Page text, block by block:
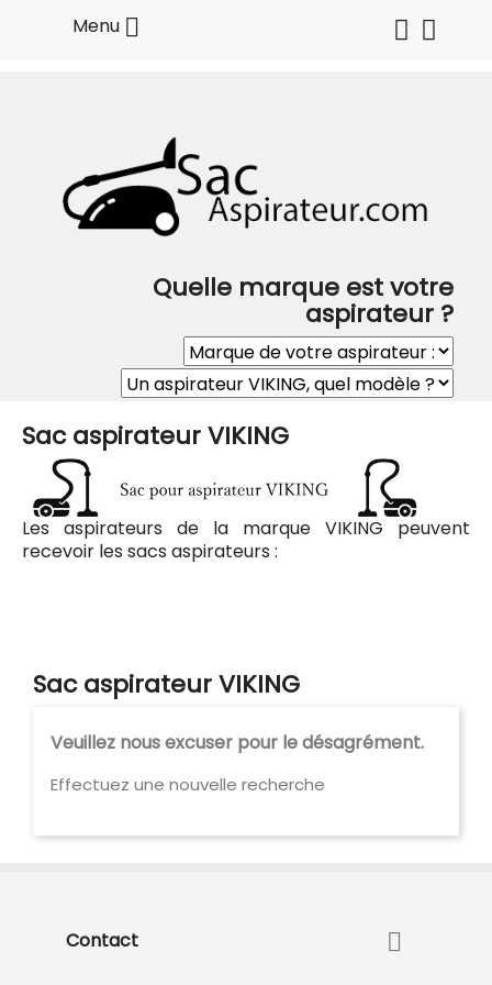
Menu 
Quelle marque est votre
aspirateur ?
Sac aspirateur VIKING
Les aspirateurs de la marque VIKING peuvent
recevoir les sacs aspirateurs :
Sac aspirateur VIKING
Veuillez nous excuser pour le désagrément.
Effectuez une nouvelle recherche
Contact 